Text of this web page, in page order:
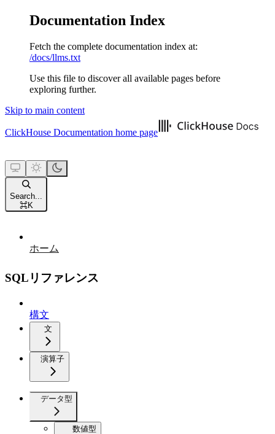
Documentation Index
Fetch the complete documentation index at:
/docs/llms.txt
Use this file to discover all available pages before
exploring further.
Skip to main content
ClickHouse Documentation home page
Search...
⌘K
ホーム
SQLリファレンス
構文
文
演算子
データ型
数値型